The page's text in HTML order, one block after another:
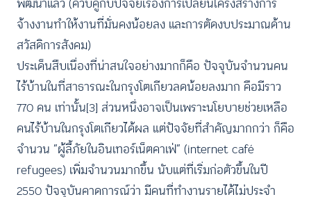
จ้างงานทำให้งานที่มั่นคงน้อยลง และการตัดงบประมาณด้าน
สวัสดิการสังคม)
ประเด็นสืบเนื่องที่น่าสนใจอย่างมากก็คือ ปัจจุบันจำนวนคน
ไร้บ้านในที่สาธารณะในกรุงโตเกียวลดน้อยลงมาก คือมีราว
770 คน เท่านั้น[3] ส่วนหนึ่งอาจเป็นเพราะนโยบายช่วยเหลือ
คนไร้บ้านในกรุงโตเกียวได้ผล แต่ปัจจัยที่สำคัญมากกว่า ก็คือ
จำนวน “ผู้ลี้ภัยในอินเทอร์เน็ตคาเฟ่” (internet café
refugees) เพิ่มจำนวนมากขึ้น นับแต่ที่เริ่มก่อตัวขึ้นในปี
2550 ปัจจุบันคาดการณ์ว่า มีคนที่ทำงานรายได้ไม่ประจำ